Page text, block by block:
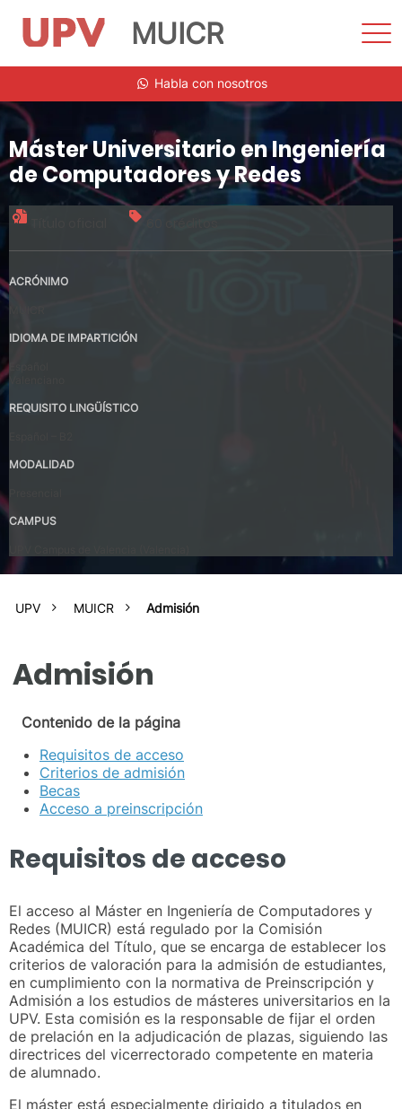
contenido
MUICR
Habla con nosotros
Máster Universitario en Ingeniería
de Computadores y Redes
ACRÓNIMO
IDIOMA DE IMPARTICIÓN
REQUISITO LINGÜÍSTICO
MODALIDAD
CAMPUS
UPV MUICR Admisión
Admisión
Contenido de la página
Requisitos de acceso
Criterios de admisión
Becas
Acceso a preinscripción
Requisitos de acceso
El acceso al Máster en Ingeniería de Computadores y
Redes (MUICR) está regulado por la Comisión
Académica del Título, que se encarga de establecer los
criterios de valoración para la admisión de estudiantes,
en cumplimiento con la normativa de Preinscripción y
Admisión a los estudios de másteres universitarios en la
UPV. Esta comisión es la responsable de fijar el orden
de prelación en la adjudicación de plazas, siguiendo las
directrices del vicerrectorado competente en materia
de alumnado.
El máster está especialmente dirigido a titulados en